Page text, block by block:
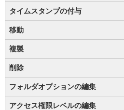
タイムスタンプの付与
移動
複製
削除
フォルダオプションの編集
アクセス権限レベルの編集